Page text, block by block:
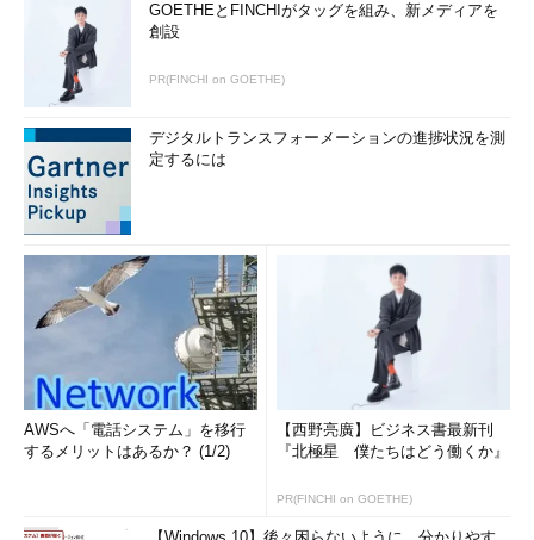
GOETHEとFINCHIがタッグを組み、新メディアを
創設
PR(FINCHI on GOETHE)
デジタルトランスフォーメーションの進捗状況を測
定するには
AWSへ「電話システム」を移行
するメリットはあるか？ (1/2)
【西野亮廣】ビジネス書最新刊
『北極星 僕たちはどう働くか』
PR(FINCHI on GOETHE)